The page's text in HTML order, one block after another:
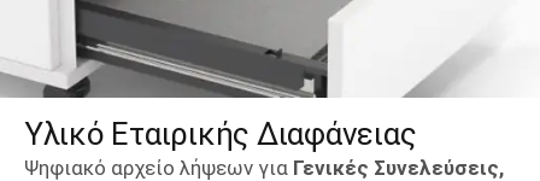
Υλικό Εταιρικής Διαφάνειας
Ψηφιακό αρχείο λήψεων για Γενικές Συνελεύσεις,